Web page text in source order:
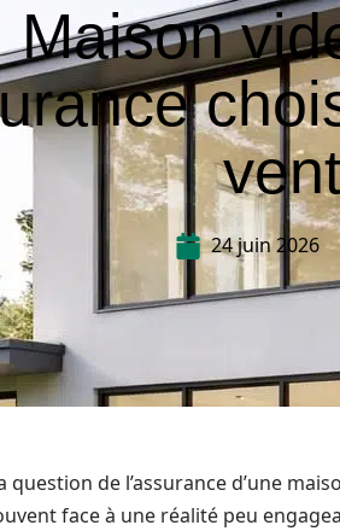
Maison
24 juin 2026
de l’assurance d’une
face à une réalité peu